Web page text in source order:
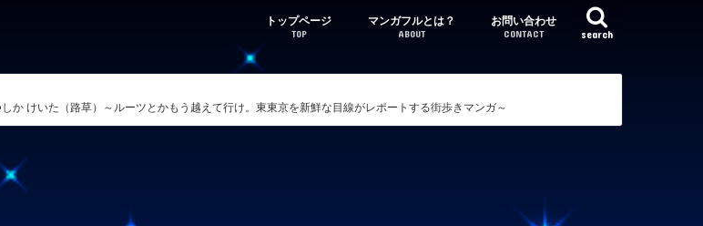
search
トップページ
TOP
マンガフルとは？
ABOUT
お問い合わせ
CONTACT
か けいた（路草）～ルーツとかもう越えて行け。東東京を新鮮な目線がレポートする街歩きマンガ～